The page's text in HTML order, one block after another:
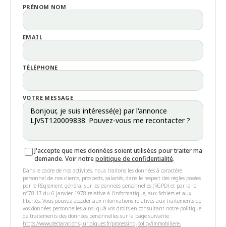
PRÉNOM NOM
EMAIL
TÉLÉPHONE
VOTRE MESSAGE
J'accepte que mes données soient utilisées pour traiter ma
demande. Voir notrepolitique de confidentialité.
Dans le cadre de nos activités, nous traitons les données à caractère
personnel de nos clients, prospects, salariés, dans le respect des règles posées
par le Règlement général sur les données personnelles (RGPD) et par la loi
n°78-17 du 6 janvier 1978 relative à l'informatique, aux fichiers et aux
libertés. Vous pouvez accéder aux informations relatives aux traitements de
vos données personnelles ainsi qu'à vos droits en consultant notre politique
de traitements des données personnelles sur la page suivante :
https://www.declarations-juridiques.fr/processing-policy/immobiliere-